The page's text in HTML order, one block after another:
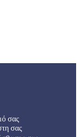
σας
σας